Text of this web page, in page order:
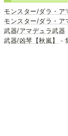
モンスター/ダラ・ア
モンスター/ダラ・ア
武器/アマデュラ武器
武器/凶琴【秋嵐】
-